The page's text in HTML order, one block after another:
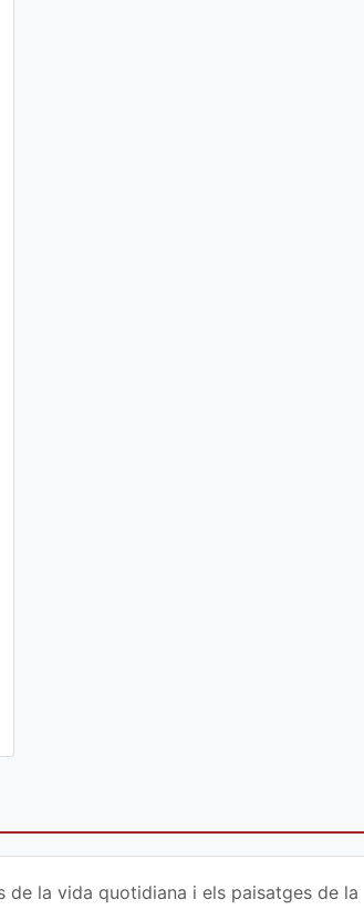
de la vida quotidiana i els paisatges de la